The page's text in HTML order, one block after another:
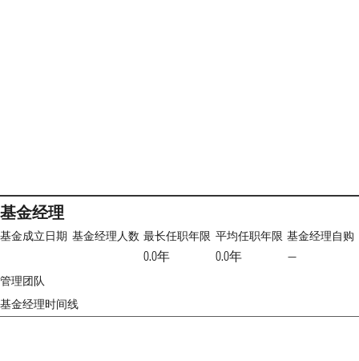
基金经理
基金成立日期 基金经理人数 最长任职年限
0.0年
平均任职年限
0.0年
基金经理自购
—
管理团队
基金经理时间线